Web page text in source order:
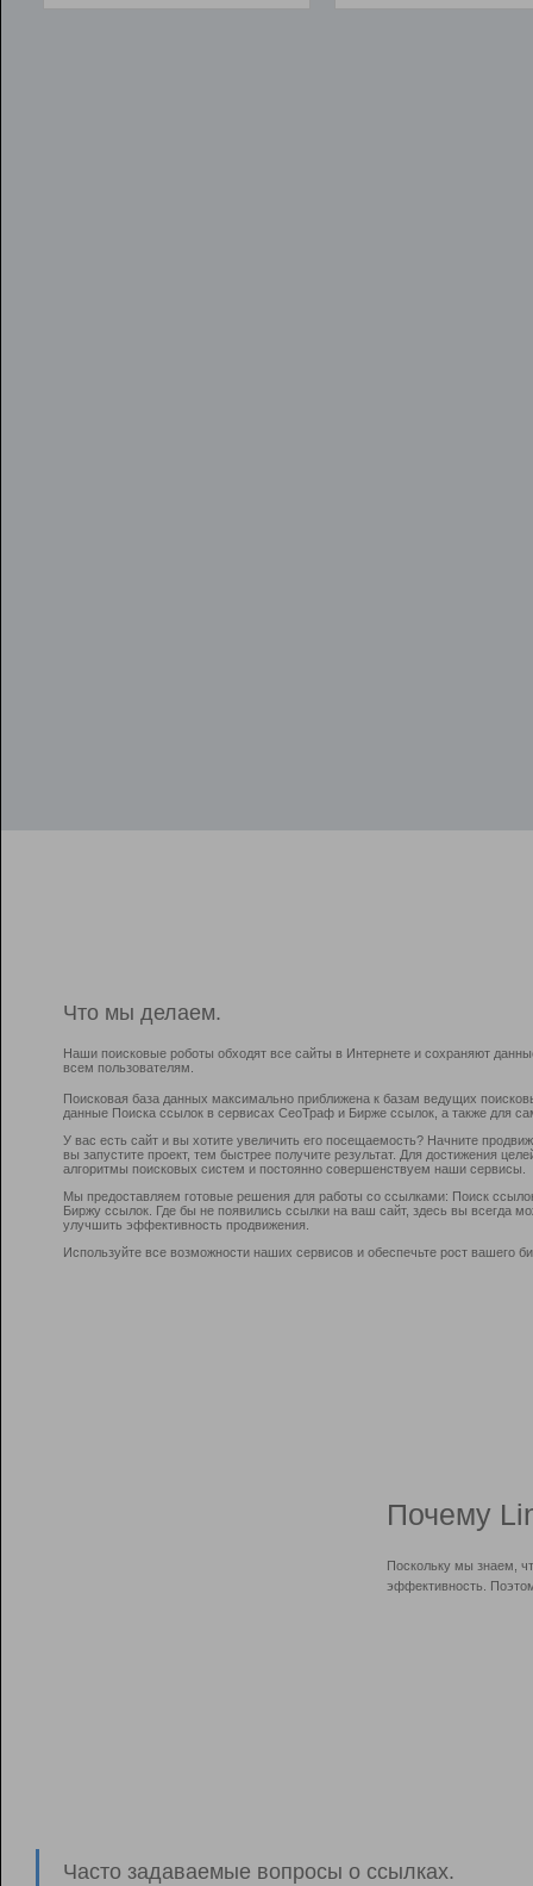
Что мы делаем.
Наши поисковые роботы обходят все сайты в Интернете и сохраняют
всем пользователям.
Поисковая база данных максимально приближена к базам ведущих
данные Поиска ссылок в сервисах СеоТраф и Бирже ссылок, а также для
У вас есть сайт и вы хотите увеличить его посещаемость? Начните
вы запустите проект, тем быстрее получите результат. Для достижения
алгоритмы поисковых систем и постоянно совершенствуем наши сервисы.
Мы предоставляем готовые решения для работы со ссылками: Поиск
Биржу ссылок. Где бы не появились ссылки на ваш сайт, здесь вы всегда
улучшить эффективность продвижения.
Используйте все возможности наших сервисов и обеспечьте рост вашего
Почему
Поскольку мы знаем,
эффективность.
Часто задаваемые вопросы о ссылках.